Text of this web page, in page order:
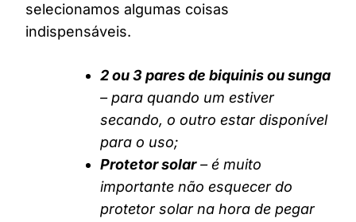
selecionamos algumas coisas
indispensáveis.
2 ou 3 pares de biquinis ou sunga
– para quando um estiver
secando, o outro estar disponível
para o uso;
Protetor solar– é muito
importante não esquecer do
protetor solar na hora de pegar